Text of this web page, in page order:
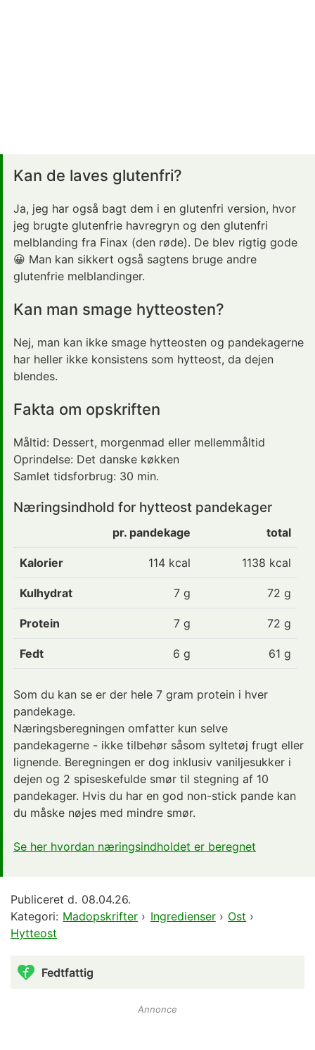
Kan de laves glutenfri?
Ja, jeg har også bagt dem i en glutenfri version, hvor
jeg brugte glutenfrie havregryn og den glutenfri
melblanding fra Finax (den røde). De blev rigtig gode
😀 Man kan sikkert også sagtens bruge andre
glutenfrie melblandinger.
Kan man smage hytteosten?
Nej, man kan ikke smage hytteosten og pandekagerne
har heller ikke konsistens som hytteost, da dejen
blendes.
Fakta om opskriften
Måltid: Dessert, morgenmad eller mellemmåltid
Oprindelse: Det danske køkken
Samlet tidsforbrug: 30 min.
Næringsindhold for hytteost pandekager
pr. pandekage total
Kalorier 114 kcal 1138 kcal
Kulhydrat 7 g 72 g
Protein 7 g 72 g
Fedt 6 g 61 g
Som du kan se er der hele 7 gram protein i hver
pandekage.
Næringsberegningen omfatter kun selve
pandekagerne - ikke tilbehør såsom syltetøj frugt eller
lignende. Beregningen er dog inklusiv vaniljesukker i
dejen og 2 spiseskefulde smør til stegning af 10
pandekager. Hvis du har en god non-stick pande kan
du måske nøjes med mindre smør.
Se her hvordan næringsindholdet er beregnet
Publiceret d. 08.04.26.
Kategori: Madopskrifter › Ingredienser› Ost ›
Hytteost
Fedtfattig
Annonce